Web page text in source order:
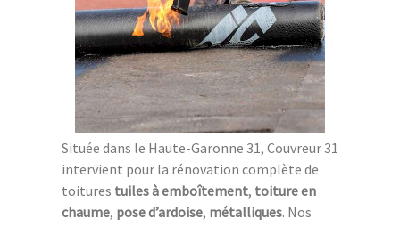
Située dans le Haute-Garonne 31, Couvreur 31
intervient pour la rénovation complète de
toitures tuiles à emboîtement, toiture en
chaume, pose d’ardoise, métalliques. Nos